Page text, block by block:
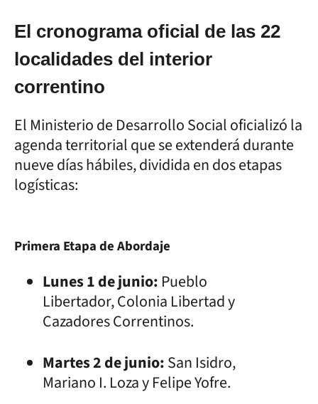
El cronograma oficial de las 22
localidades del interior
correntino
El Ministerio de Desarrollo Social oficializó la
agenda territorial que se extenderá durante
nueve días hábiles, dividida en dos etapas
logísticas:
Primera Etapa de Abordaje
Lunes 1 de junio: Pueblo
Libertador, Colonia Libertad y
Cazadores Correntinos.
Martes 2 de junio:San Isidro,
Mariano I. Loza y Felipe Yofre.